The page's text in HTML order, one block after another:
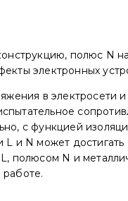
полюс N
электронных
в
с функцией
и N может достигать
N и